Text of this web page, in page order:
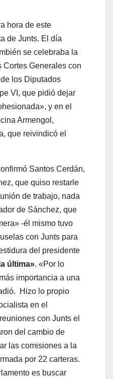
hora de este
de Junts. El día
se celebraba la
Cortes Generales con
los Diputados
VI, que pidió dejar
y en el
Armengol,
que reivindicó el
Santos Cerdán,
que quiso restarle
de trabajo, nada
de Sánchez, que
-él mismo tuvo
con Junts para
del presidente
última». «Por lo
importancia a una
Hizo lo propio
en el
con Junts el
del cambio de
las comisiones a la
por 22 carteras.
es buscar